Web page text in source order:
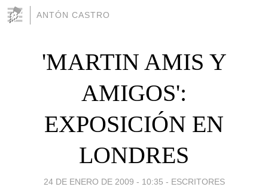
ANTÓN CASTRO
'MARTIN AMIS Y
AMIGOS':
EXPOSICIÓN EN
LONDRES
24 DE ENERO DE 2009 - 10:35 - ESCRITORES